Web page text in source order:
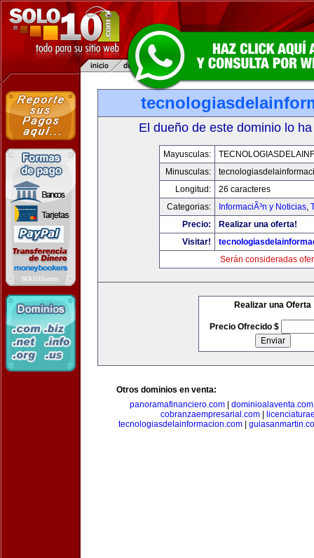
El dueño de este dominio lo
Mayusculas:
Minusculas:
Longitud:
26 caracteres
Categorias:
InformaciÃ³n y Noticias,
Precio:
Realizar una oferta!
Visitar!
Serán consideradas
Realizar una Oferta
Precio Ofrecido $
Otros dominios en venta:
panoramafinanciero.com
dominioalaventa.com
cobranzaempresarial.com
tecnologiasdelainformacion.com|